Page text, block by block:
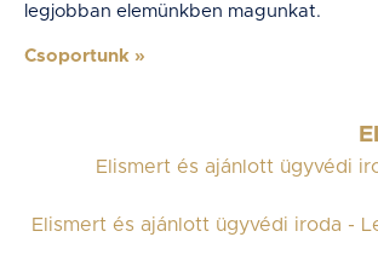
legjobban elemünkben magunkat.
Csoportunk »
Elismert és ajánlott ügyvédi
Elismert és ajánlott ügyvédi iroda -